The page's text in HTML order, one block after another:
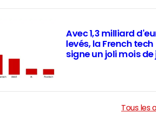
Avec 1,3 milliard
levés, la French tech
signe un joli mois de
Tous les